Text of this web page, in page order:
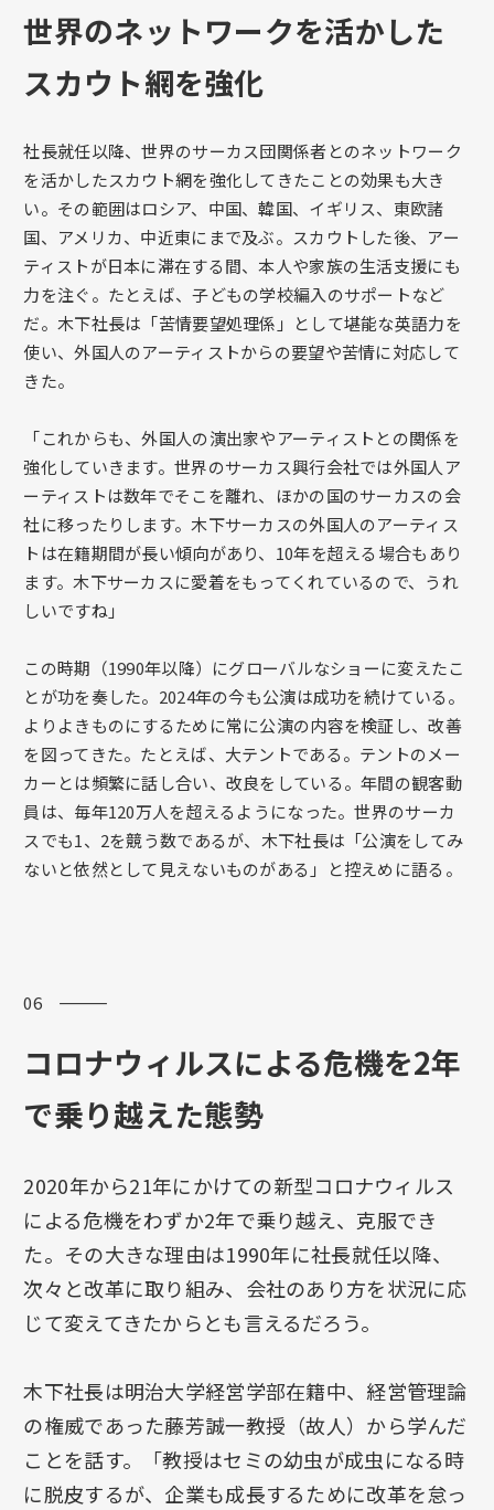
世界のネットワークを活かした
スカウト網を強化
社長就任以降、世界のサーカス団関係者とのネットワーク
を活かしたスカウト網を強化してきたことの効果も大き
い。その範囲はロシア、中国、韓国、イギリス、東欧諸
国、アメリカ、中近東にまで及ぶ。スカウトした後、アー
ティストが日本に滞在する間、本人や家族の生活支援にも
力を注ぐ。たとえば、子どもの学校編入のサポートなど
だ。木下社長は「苦情要望処理係」として堪能な英語力を
使い、外国人のアーティストからの要望や苦情に対応して
きた。
「これからも、外国人の演出家やアーティストとの関係を
強化していきます。世界のサーカス興行会社では外国人ア
ーティストは数年でそこを離れ、ほかの国のサーカスの会
社に移ったりします。木下サーカスの外国人のアーティス
トは在籍期間が長い傾向があり、10年を超える場合もあり
ます。木下サーカスに愛着をもってくれているので、うれ
しいですね」
この時期（1990年以降）にグローバルなショーに変えたこ
とが功を奏した。2024年の今も公演は成功を続けている。
よりよきものにするために常に公演の内容を検証し、改善
を図ってきた。たとえば、大テントである。テントのメー
カーとは頻繁に話し合い、改良をしている。年間の観客動
員は、毎年120万人を超えるようになった。世界のサーカ
スでも1、2を競う数であるが、木下社長は「公演をしてみ
ないと依然として見えないものがある」と控えめに語る。
06 ―――
コロナウィルスによる危機を2年
で乗り越えた態勢
2020年から21年にかけての新型コロナウィルス
による危機をわずか2年で乗り越え、克服でき
た。その大きな理由は1990年に社長就任以降、
次々と改革に取り組み、会社のあり方を状況に応
じて変えてきたからとも言えるだろう。
木下社長は明治大学経営学部在籍中、経営管理論
の権威であった藤芳誠一教授（故人）から学んだ
ことを話す。「教授はセミの幼虫が成虫になる時
に脱皮するが、企業も成長するために改革を怠っ